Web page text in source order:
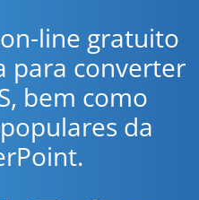
line gratuito
para converter
bem como
da